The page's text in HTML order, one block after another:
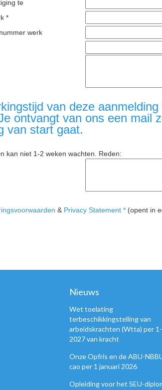
te
*
werk
van deze
ontvangt van ons een mail
van start gaat.
kan niet 1-2 weken wachten. Reden:
& Privacy Statement * (opent in
Nieuws
Wet toelating
terbeschikkingstelling van
arbeidskrachten (Wtta) per
2027 van kracht
Onze Opfris en de ABU-
cao per 1 januari 2026
Opleiding voor het SEU-